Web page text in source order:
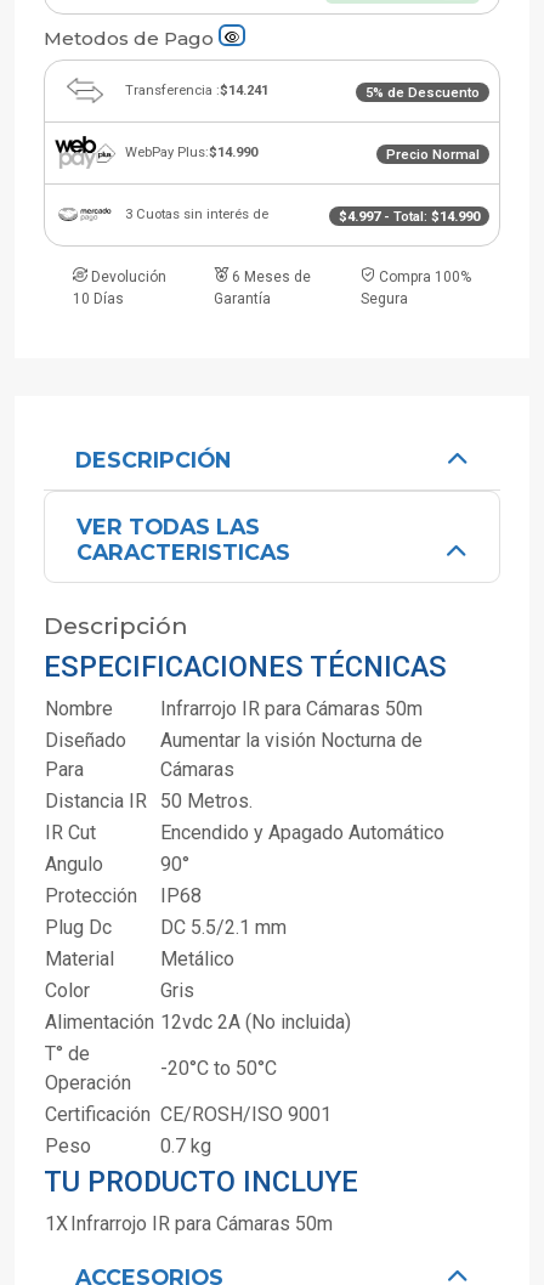
Metodos de Pago
Transferencia :$14.241 5% de Descuento
WebPay Plus:$14.990 Precio Normal
3 Cuotas sin interés de $4.997- Total: $14.990
Devolución
10 Días
6 Meses de
Garantía
Compra 100%
Segura
DESCRIPCIÓN
VER TODAS LAS
CARACTERISTICAS
Descripción
ESPECIFICACIONES TÉCNICAS
Nombre
Infrarrojo IR para Cámaras 50m
Diseñado
Para
Aumentar la visión Nocturna de
Cámaras
Distancia IR
50 Metros.
IR Cut
Encendido y Apagado Automático
Angulo
90°
Protección
IP68
Plug Dc
DC 5.5/2.1 mm
Material
Metálico
Color
Gris
Alimentación 12vdc 2A (No incluida)
T° de
Operación
-20°C to 50°C
Certificación CE/ROSH/ISO 9001
Peso
0.7 kg
TU PRODUCTO INCLUYE
1XInfrarrojo IR para Cámaras 50m
ACCESORIOS